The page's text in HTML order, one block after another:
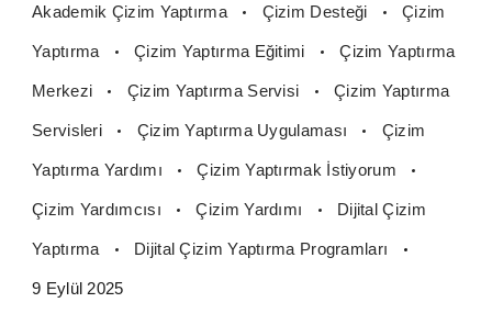
Akademik Çizim Yaptırma Çizim Desteği Çizim
Yaptırma Çizim Yaptırma Eğitimi Çizim Yaptırma
Merkezi Çizim Yaptırma Servisi Çizim Yaptırma
Servisleri Çizim Yaptırma Uygulaması Çizim
Yaptırma Yardımı Çizim Yaptırmak İstiyorum
Çizim Yardımcısı Çizim Yardımı Dijital Çizim
Yaptırma Dijital Çizim Yaptırma Programları
9 Eylül 2025